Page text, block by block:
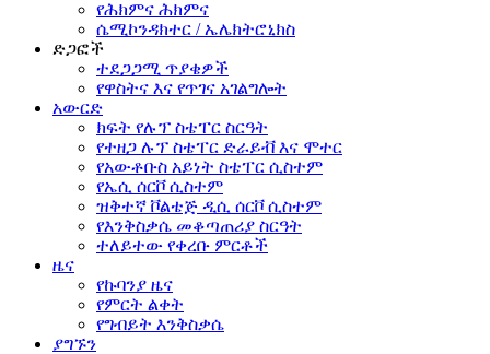
የሕክምና ሕክምና
ሴሚኮንዳክተር / ኤሌክትሮኒክስ
ድጋፎች
ተደጋጋሚ ጥያቄዎች
የዋስትና እና የጥገና አገልግሎት
አውርድ
ክፍት የሉፕ ስቴፐር ስርዓት
የተዘጋ ሉፕ ስቴፐር ድራይቭ እና ሞተር
የአውቶቡስ አይነት ስቴፐር ሲስተም
የኤሲ ሰርቮ ሲስተም
ዝቅተኛ ቮልቴጅ ዲሲ ሰርቮ ሲስተም
የእንቅስቃሴ መቆጣጠሪያ ስርዓት
ተለይተው የቀረቡ ምርቶች
ዜና
የኩባንያ ዜና
የምርት ልቀት
የግብይት እንቅስቃሴ
ያግኙን